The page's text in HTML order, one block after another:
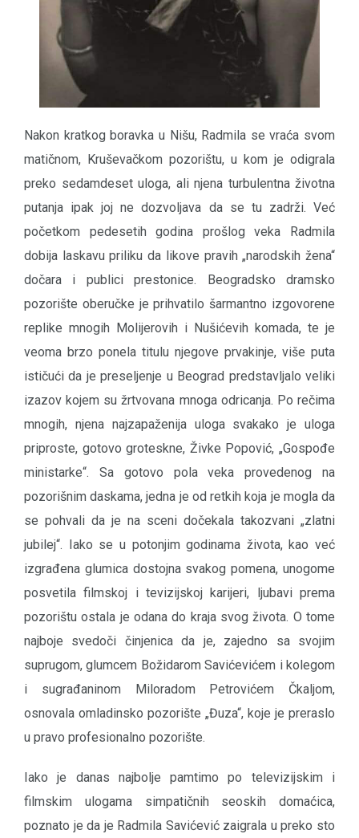
Nakon kratkog boravka u Nišu, Radmila se vraća svom
matičnom, Kruševačkom pozorištu, u kom je odigrala
preko sedamdeset uloga, ali njena turbulentna životna
putanja ipak joj ne dozvoljava da se tu zadrži. Već
početkom pedesetih godina prošlog veka Radmila
dobija laskavu priliku da likove pravih „narodskih žena“
dočara i publici prestonice. Beogradsko dramsko
pozorište oberučke je prihvatilo šarmantno izgovorene
replike mnogih Molijerovih i Nušićevih komada, te je
veoma brzo ponela titulu njegove prvakinje, više puta
ističući da je preseljenje u Beograd predstavljalo veliki
izazov kojem su žrtvovana mnoga odricanja. Po rečima
mnogih, njena najzapaženija uloga svakako je uloga
priproste, gotovo groteskne, Živke Popović, „Gospođe
ministarke“. Sa gotovo pola veka provedenog na
pozorišnim daskama, jedna je od retkih koja je mogla da
se pohvali da je na sceni dočekala takozvani „zlatni
jubilej“. Iako se u potonjim godinama života, kao već
izgrađena glumica dostojna svakog pomena, unogome
posvetila filmskoj i tevizijskoj karijeri, ljubavi prema
pozorištu ostala je odana do kraja svog života. O tome
najboje svedoči činjenica da je, zajedno sa svojim
suprugom, glumcem Božidarom Savićevićem i kolegom
i sugrađaninom Miloradom Petrovićem Čkaljom,
osnovala omladinsko pozorište „Đuza“, koje je preraslo
u pravo profesionalno pozorište.
Iako je danas najbolje pamtimo po televizijskim i
filmskim ulogama simpatičnih seoskih domaćica,
poznato je da je Radmila Savićević zaigrala u preko sto